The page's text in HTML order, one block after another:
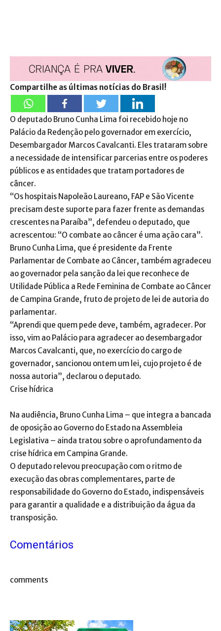
Compartilhe as últimas notícias do Brasil!
O deputado Bruno Cunha Lima foi recebido hoje no
Palácio da Redenção pelo governador em exercício,
Desembargador Marcos Cavalcanti. Eles trataram sobre
a necessidade de intensificar parcerias entre os poderes
públicos e as entidades que tratam portadores de
câncer.
“Os hospitais Napoleão Laureano, FAP e São Vicente
precisam deste suporte para fazer frente as demandas
crescentes na Paraíba”, defendeu o deputado, que
acrescentou: “O combate ao câncer é uma ação cara”.
Bruno Cunha Lima, que é presidente da Frente
Parlamentar de Combate ao Câncer, também agradeceu
ao governador pela sanção da lei que reconhece de
Utilidade Pública a Rede Feminina de Combate ao Câncer
de Campina Grande, fruto de projeto de lei de autoria do
parlamentar.
“Aprendi que quem pede deve, também, agradecer. Por
isso, vim ao Palácio para agradecer ao desembargador
Marcos Cavalcanti, que, no exercício do cargo de
governador, sancionou ontem um lei, cujo projeto é de
nossa autoria”, declarou o deputado.
Crise hídrica
Na audiência, Bruno Cunha Lima – que integra a bancada
de oposição ao Governo do Estado na Assembleia
Legislativa – ainda tratou sobre o aprofundamento da
crise hídrica em Campina Grande.
O deputado relevou preocupação com o ritmo de
execução das obras complementares, parte de
responsabilidade do Governo do Estado, indispensáveis
para garantir a qualidade e a distribuição da água da
transposição.
Comentários
comments